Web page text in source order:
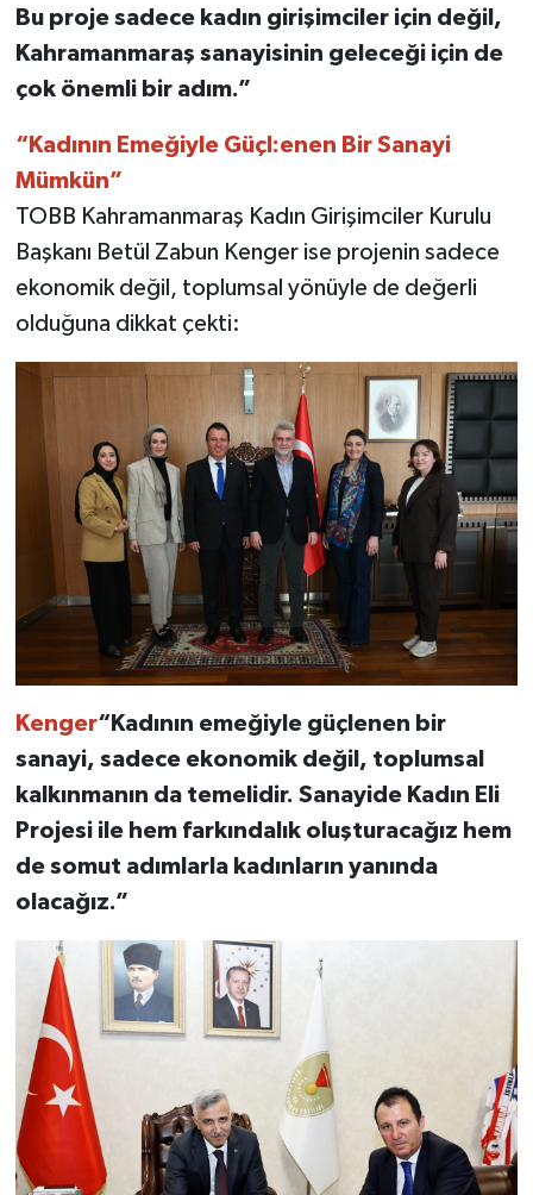
Bu proje sadece kadın girişimciler için değil,
Kahramanmaraş sanayisinin geleceği için de
çok önemli bir adım.”
“Kadının Emeğiyle Güçl:enen Bir Sanayi
Mümkün”
TOBB Kahramanmaraş Kadın Girişimciler Kurulu
Başkanı Betül Zabun Kenger ise projenin sadece
ekonomik değil, toplumsal yönüyle de değerli
olduğuna dikkat çekti:
Kenger“Kadının emeğiyle güçlenen bir
sanayi, sadece ekonomik değil, toplumsal
kalkınmanın da temelidir. Sanayide Kadın Eli
Projesi ile hem farkındalık oluşturacağız hem
de somut adımlarla kadınların yanında
olacağız.”